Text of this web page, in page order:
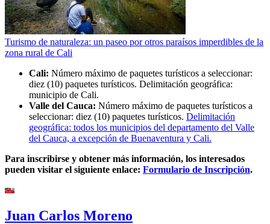
Turismo de naturaleza: un paseo por otros paraísos imperdibles de la
zona rural de Cali
Cali: Número máximo de paquetes turísticos a seleccionar:
diez (10) paquetes turísticos. Delimitación geográfica:
municipio de Cali.
Valle del Cauca: Número máximo de paquetes turísticos a
seleccionar: diez (10) paquetes turísticos. Delimitación
geográfica: todos los municipios del departamento del Valle
del Cauca, a excepción de Buenaventura y Cali.
Para inscribirse y obtener más información, los interesados
pueden visitar el siguiente enlace: Formulario de Inscripción.
Juan Carlos Moreno